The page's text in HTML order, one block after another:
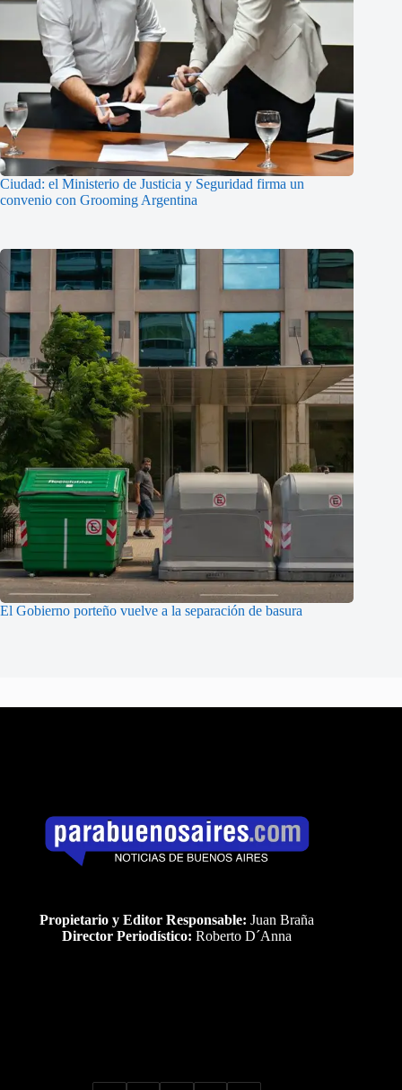
Ciudad: el Ministerio de Justicia y Seguridad firma un
convenio con Grooming Argentina
El Gobierno porteño vuelve a la separación de basura
Propietario y Editor Responsable: Juan Braña
Director Periodístico: Roberto D´Anna